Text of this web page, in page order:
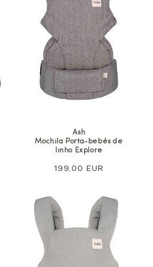
Ash
Mochila Porta-bebés de
linho Explore
Preço
199,00 EUR